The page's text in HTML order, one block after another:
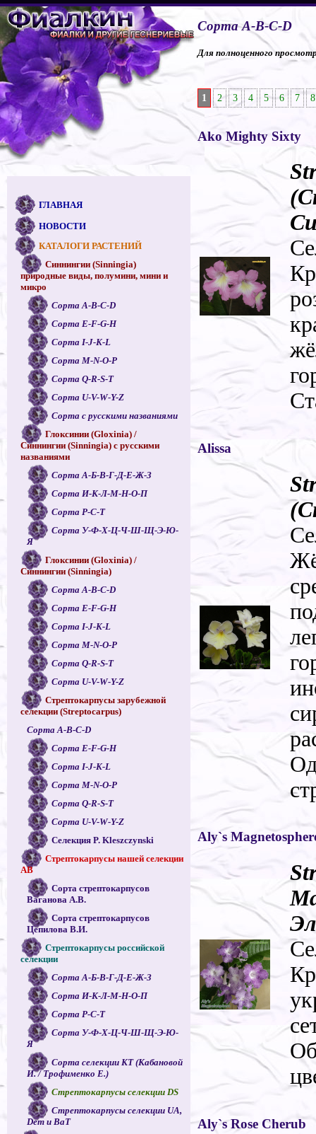
ГЛАВНАЯ
НОВОСТИ
КАТАЛОГИ РАСТЕНИЙ
Синнингии (Sinningia)
природные виды, полумини, мини и
микро
Сорта A-B-C-D
Сорта E-F-G-H
Сорта I-J-K-L
Сорта M-N-O-P
Сорта Q-R-S-T
Сорта U-V-W-Y-Z
Сорта с русскими названиями
Глоксинии (Gloxinia) /
Синнингии (Sinningia) с русскими
названиями
Сорта А-Б-В-Г-Д-Е-Ж-З
Сорта И-К-Л-М-Н-О-П
Сорта Р-С-Т
Сорта У-Ф-Х-Ц-Ч-Ш-Щ-Э-Ю-
Я
Глоксинии (Gloxinia) /
Синнингии (Sinningia)
Сорта A-B-C-D
Сорта E-F-G-H
Сорта I-J-K-L
Сорта M-N-O-P
Сорта Q-R-S-T
Сорта U-V-W-Y-Z
Стрептокарпусы зарубежной
селекции (Streptocarpus)
Сорта A-B-C-D
Сорта E-F-G-H
Сорта I-J-K-L
Сорта M-N-O-P
Сорта Q-R-S-T
Сорта U-V-W-Y-Z
Селекция P. Kleszczynski
Стрептокарпусы нашей селекции
АВ
Сорта стрептокарпусов
Ваганова А.В.
Сорта стрептокарпусов
Цепилова В.И.
Стрептокарпусы российской
селекции
Сорта А-Б-В-Г-Д-Е-Ж-З
Сорта И-К-Л-М-Н-О-П
Сорта Р-С-Т
Сорта У-Ф-Х-Ц-Ч-Ш-Щ-Э-Ю-
Я
Сорта селекции КТ (Кабановой
И. / Трофименко Е.)
Стрептокарпусы селекции DS
Стрептокарпусы селекции UA,
Dem и ВаТ
Сорта A-B-C-D
Для полноценного
1 2 3 4 5 6 7 8
Ako Mighty Sixty
Alissa
Aly`s
Aly`s Rose Cherub